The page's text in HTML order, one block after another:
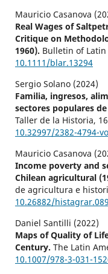
Mauricio Casanova
Real Wages of
Critique on
1960). Bulletin of Latin
10.1111/blar.13294
Sergio Solano (2024)
Familia, ingresos,
sectores populares
Taller de la Historia, 16
10.32997/2382-4794-
Mauricio Casanova
Income poverty and
Chilean agricultural
de agricultura e
10.26882/
Daniel Santilli (2022)
Maps of Quality of
Century. The Latin
10.1007/978-3-031-